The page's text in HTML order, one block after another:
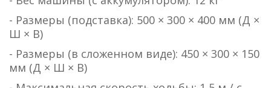
- Размеры (подставка): 500 × 300 × 400 мм (Д ×
Ш × В)
- Размеры (в сложенном виде): 450 × 300 × 150
мм (Д × Ш × В)